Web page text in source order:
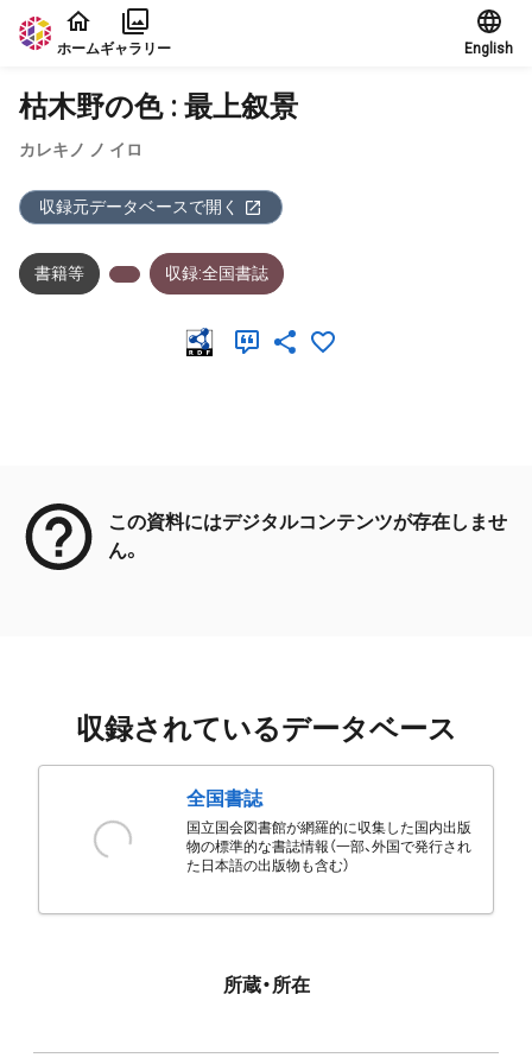
本文に飛ぶ
ホームギャラリー English
枯木野の色 : 最上叙景
カレキノ ノ イロ
収録元データベースで開く
書籍等 収録:全国書誌
この資料にはデジタルコンテンツが存在しませ
ん。
収録されているデータベース
全国書誌
国立国会図書館が網羅的に収集した国内出版
物の標準的な書誌情報（一部、外国で発行され
た日本語の出版物も含む）
所蔵・所在